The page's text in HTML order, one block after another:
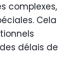
complexes,
Cela
délais de